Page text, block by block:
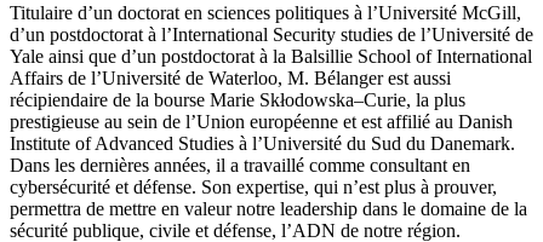
Titulaire d’un doctorat en sciences politiques à l’Université McGill,
d’un postdoctorat à l’International Security studies de l’Université de
Yale ainsi que d’un postdoctorat à la Balsillie School of International
Affairs de l’Université de Waterloo, M. Bélanger est aussi
récipiendaire de la bourse Marie Skłodowska–Curie, la plus
prestigieuse au sein de l’Union européenne et est affilié au Danish
Institute of Advanced Studies à l’Université du Sud du Danemark.
Dans les dernières années, il a travaillé comme consultant en
cybersécurité et défense. Son expertise, qui n’est plus à prouver,
permettra de mettre en valeur notre leadership dans le domaine de la
sécurité publique, civile et défense, l’ADN de notre région.